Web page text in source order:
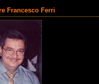
Francesco Ferri